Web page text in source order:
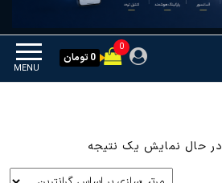
MENU
0
0 تومان
در حال نمایش یک نتیجه